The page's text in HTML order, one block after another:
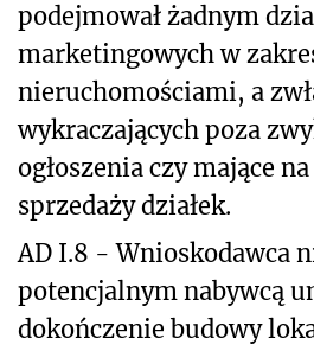
podejmował żadnym
marketingowych w
nieruchomościami, a
wykraczających poza
ogłoszenia czy mające
sprzedaży działek.
AD I.8 - Wnioskodawca
potencjalnym nabywcą
dokończenie budowy